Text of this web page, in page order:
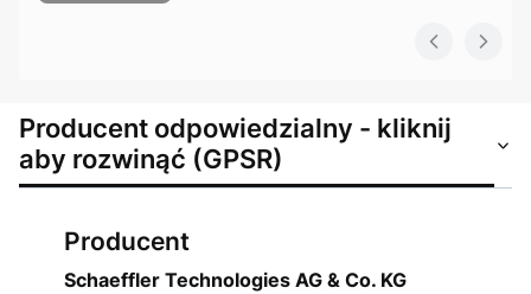
Producent odpowiedzialny - kliknij
aby rozwinąć (GPSR)
Producent
Schaeffler Technologies AG & Co. KG